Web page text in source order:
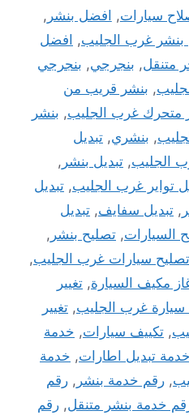
سيارات, افضل بنشر ,
بنشر غرب الجليب, افضل
متنقل, بنجرجي, بنجرجي
, بنشر قريب من
متحرك غرب الجليب, بنشر
, بنشري, تبديل
الجليب, تبديل بنشر ,
تواير غرب الجليب, تبديل
, تبديل سفايف, تبديل
السيارات, تصليح بنشر ,
تصليح سيارات غرب الجليب,
مكيف السيارة, تغيير
سيارة غرب الجليب, تغيير
, تكييف سيارات, خدمة
خدمة تبديل اطارات, خدمة
, رقم خدمة بنشر , رقم
خدمة بنشر متنقل, رقم